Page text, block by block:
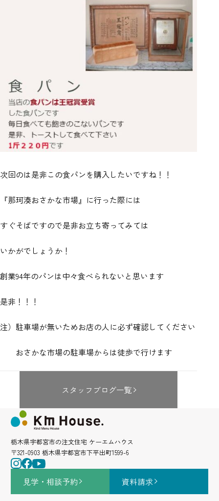
次回のは是非この食パンを購入したいですね！！
『那珂湊おさかな市場』に行った際には
すぐそばですので是非お立ち寄ってみては
いかがでしょうか！
創業94年のパンは中々食べられないと思います
是非！！！
注）駐車場が無いためお店の人に必ず確認してください
おさかな市場の駐車場からは徒歩で行けます
スタッフブログ一覧
栃木県宇都宮市の注文住宅 ケーエムハウス
〒321-0903 栃木県宇都宮市下平出町1599-6
見学・相談予約 資料請求